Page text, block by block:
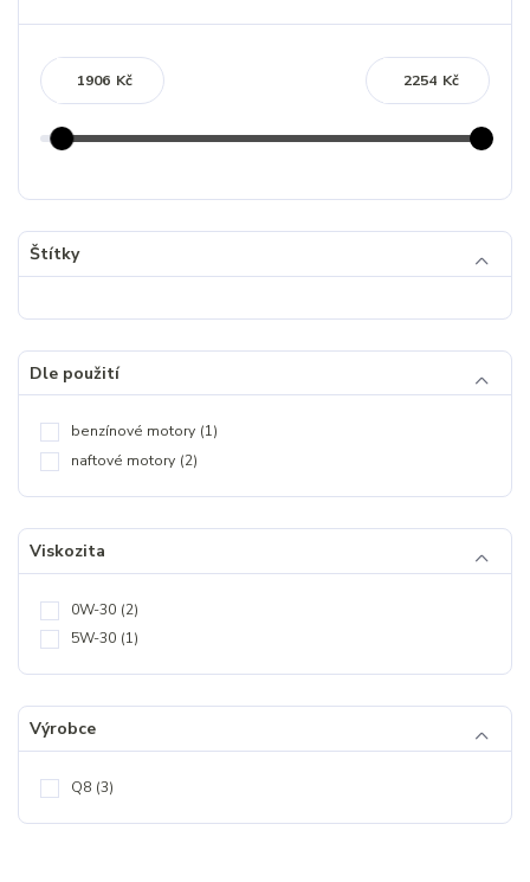
Kč Kč
Štítky
Dle použití
benzínové motory (1)
naftové motory (2)
Viskozita
0W-30 (2)
5W-30 (1)
Výrobce
Q8 (3)